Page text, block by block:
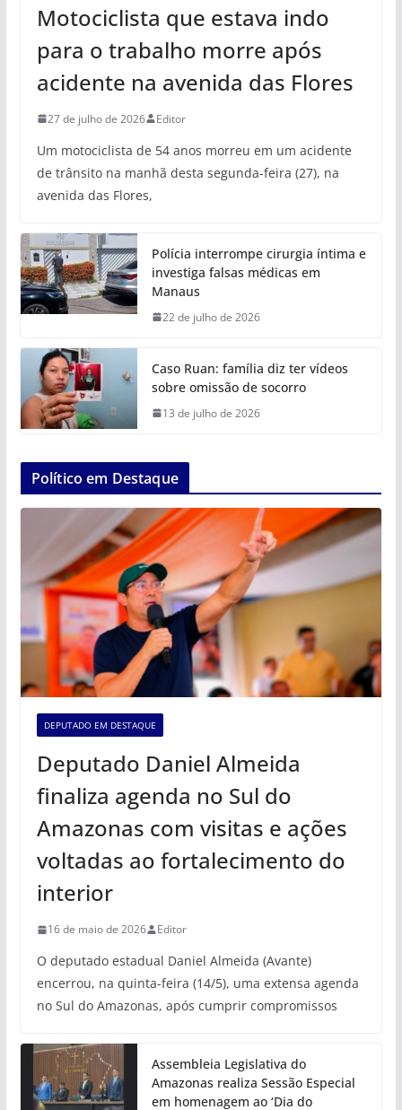
Motociclista que estava indo
para o trabalho morre após
acidente na avenida das Flores
27 de julho de 2026 Editor
Um motociclista de 54 anos morreu em um acidente
de trânsito na manhã desta segunda-feira (27), na
avenida das Flores,
Polícia interrompe cirurgia íntima e
investiga falsas médicas em
Manaus
22 de julho de 2026
Caso Ruan: família diz ter vídeos
sobre omissão de socorro
13 de julho de 2026
Político em Destaque
DEPUTADO EM DESTAQUE
Deputado Daniel Almeida
finaliza agenda no Sul do
Amazonas com visitas e ações
voltadas ao fortalecimento do
interior
16 de maio de 2026 Editor
O deputado estadual Daniel Almeida (Avante)
encerrou, na quinta-feira (14/5), uma extensa agenda
no Sul do Amazonas, após cumprir compromissos
Assembleia Legislativa do
Amazonas realiza Sessão Especial
em homenagem ao ‘Dia do